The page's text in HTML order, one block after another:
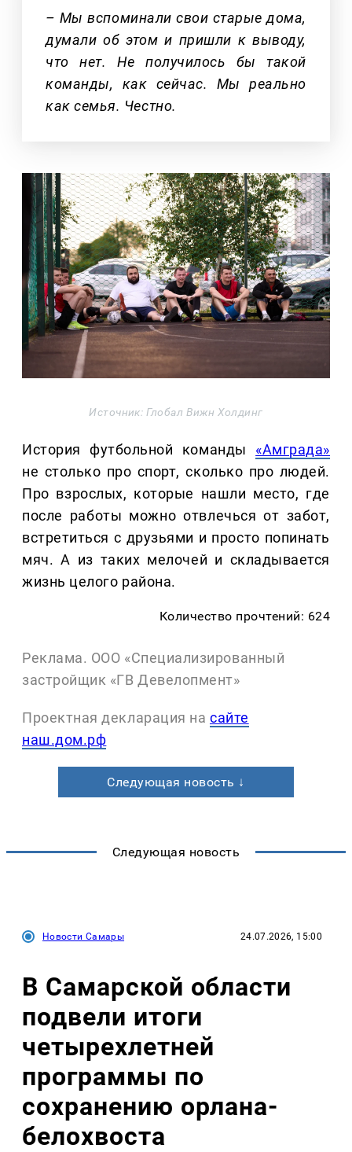
– Мы вспоминали свои старые дома,
думали об этом и пришли к выводу,
что нет. Не получилось бы такой
команды, как сейчас. Мы реально
как семья. Честно.
Источник: Глобал Вижн Холдинг
История футбольной команды «Амграда»
не столько про спорт, сколько про людей.
Про взрослых, которые нашли место, где
после работы можно отвлечься от забот,
встретиться с друзьями и просто попинать
мяч. А из таких мелочей и складывается
жизнь целого района.
Количество прочтений: 624
Реклама. ООО «Специализированный
застройщик «ГВ Девелопмент»
Проектная декларация на сайте
наш.дом.рф
Следующая новость ↓
Следующая новость
Новости Самары 24.07.2026, 15:00
В Самарской области
подвели итоги
четырехлетней
программы по
сохранению орлана-
белохвоста